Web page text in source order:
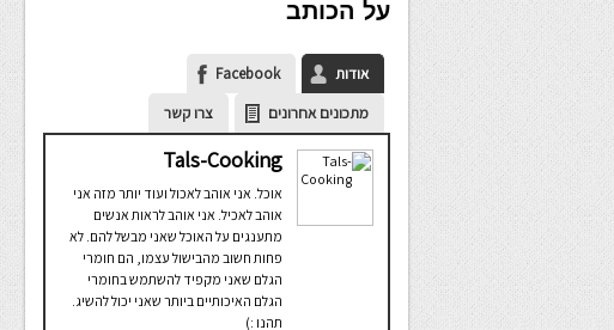
על הכותב
אודות
Facebook
מתכונים אחרונים
צרו קשר
Tals-Cooking
אוכל. אני אוהב לאכול ועוד יותר מזה אני
אוהב לאכיל. אני אוהב לראות אנשים
מתענגים על האוכל שאני מבשל להם. לא
פחות חשוב מהבישול עצמו, הם חומרי
הגלם שאני מקפיד להשתמש בחומרי
הגלם האיכותיים ביותר שאני יכול להשיג.
תהנו :)